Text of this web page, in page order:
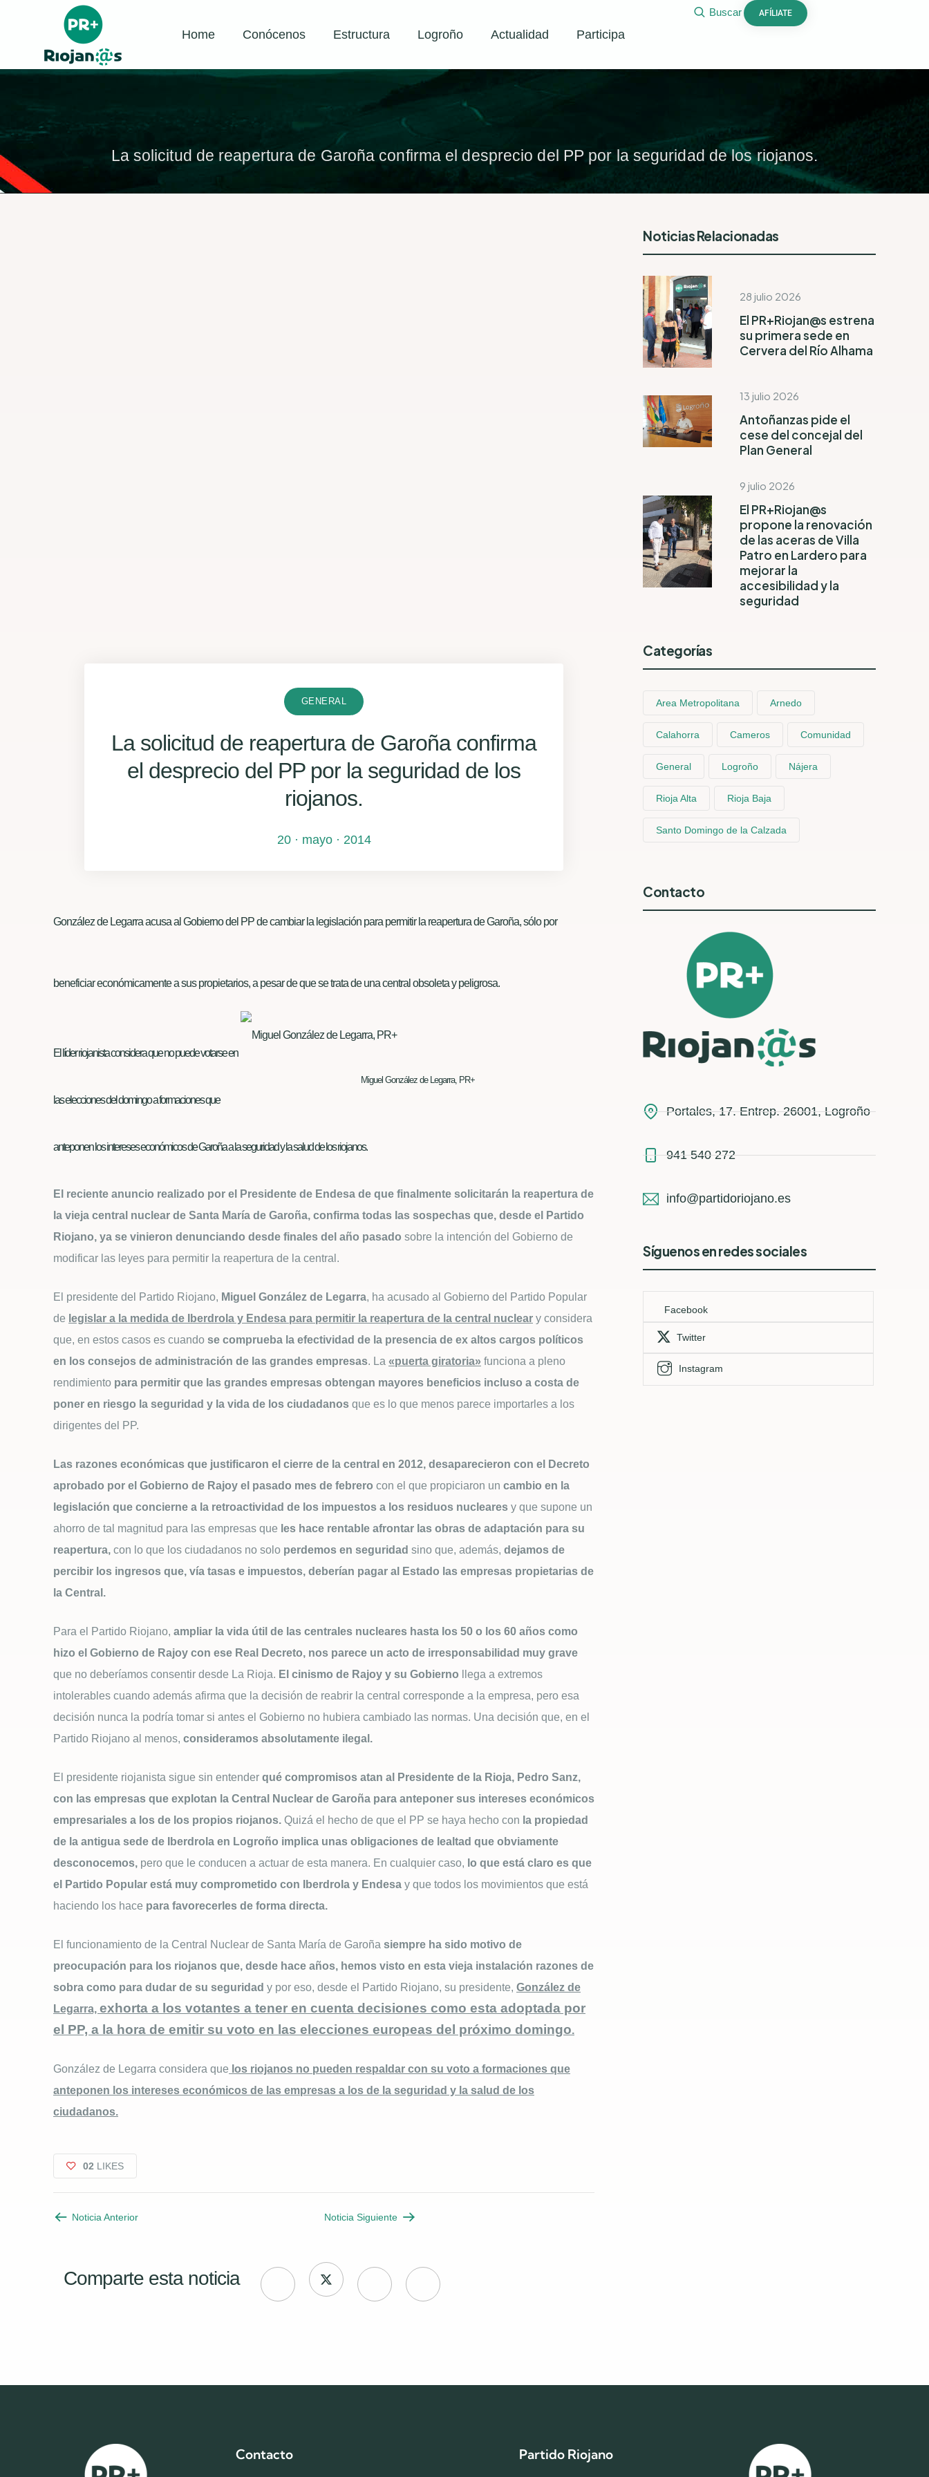
Home Conócenos Estructura Logroño Actualidad Participa
Buscar AFÍLIATE
La solicitud de reapertura de Garoña confirma el desprecio del PP por la seguridad de los riojanos.
GENERAL
La solicitud de reapertura de Garoña confirma
el desprecio del PP por la seguridad de los
riojanos.
20 · mayo · 2014
González de Legarra acusa al Gobierno del PP de cambiar la legislación para permitir la reapertura de Garoña, sólo por
beneficiar económicamente a sus propietarios, a pesar de que se trata de una central obsoleta y peligrosa.
Miguel González de Legarra, PR+
El líder riojanista considera que no puede votarse en
las elecciones del domingo a formaciones que
anteponen los intereses económicos de Garoña a la seguridad y la salud de los riojanos.
El reciente anuncio realizado por el Presidente de Endesa de que finalmente solicitarán la reapertura de
la vieja central nuclear de Santa María de Garoña, confirma todas las sospechas que, desde el Partido
Riojano, ya se vinieron denunciando desde finales del año pasado sobre la intención del Gobierno de
modificar las leyes para permitir la reapertura de la central.
El presidente del Partido Riojano, Miguel González de Legarra, ha acusado al Gobierno del Partido Popular
de legislar a la medida de Iberdrola y Endesa para permitir la reapertura de la central nuclear y considera
que, en estos casos es cuando se comprueba la efectividad de la presencia de ex altos cargos políticos
en los consejos de administración de las grandes empresas. La «puerta giratoria» funciona a pleno
rendimiento para permitir que las grandes empresas obtengan mayores beneficios incluso a costa de
poner en riesgo la seguridad y la vida de los ciudadanos que es lo que menos parece importarles a los
dirigentes del PP.
Las razones económicas que justificaron el cierre de la central en 2012, desaparecieron con el Decreto
aprobado por el Gobierno de Rajoy el pasado mes de febrero con el que propiciaron un cambio en la
legislación que concierne a la retroactividad de los impuestos a los residuos nucleares y que supone un
ahorro de tal magnitud para las empresas que les hace rentable afrontar las obras de adaptación para su
reapertura, con lo que los ciudadanos no solo perdemos en seguridad sino que, además, dejamos de
percibir los ingresos que, vía tasas e impuestos, deberían pagar al Estado las empresas propietarias de
la Central.
Para el Partido Riojano, ampliar la vida útil de las centrales nucleares hasta los 50 o los 60 años como
hizo el Gobierno de Rajoy con ese Real Decreto, nos parece un acto de irresponsabilidad muy grave
que no deberíamos consentir desde La Rioja. El cinismo de Rajoy y su Gobierno llega a extremos
intolerables cuando además afirma que la decisión de reabrir la central corresponde a la empresa, pero esa
decisión nunca la podría tomar si antes el Gobierno no hubiera cambiado las normas. Una decisión que, en el
Partido Riojano al menos, consideramos absolutamente ilegal.
El presidente riojanista sigue sin entender qué compromisos atan al Presidente de la Rioja, Pedro Sanz,
con las empresas que explotan la Central Nuclear de Garoña para anteponer sus intereses económicos
empresariales a los de los propios riojanos. Quizá el hecho de que el PP se haya hecho con la propiedad
de la antigua sede de Iberdrola en Logroño implica unas obligaciones de lealtad que obviamente
desconocemos, pero que le conducen a actuar de esta manera. En cualquier caso, lo que está claro es que
el Partido Popular está muy comprometido con Iberdrola y Endesa y que todos los movimientos que está
haciendo los hace para favorecerles de forma directa.
El funcionamiento de la Central Nuclear de Santa María de Garoña siempre ha sido motivo de
preocupación para los riojanos que, desde hace años, hemos visto en esta vieja instalación razones de
sobra como para dudar de su seguridad y por eso, desde el Partido Riojano, su presidente, González de
Legarra, exhorta a los votantes a tener en cuenta decisiones como esta adoptada por
el PP, a la hora de emitir su voto en las elecciones europeas del próximo domingo.
González de Legarra considera que los riojanos no pueden respaldar con su voto a formaciones que
anteponen los intereses económicos de las empresas a los de la seguridad y la salud de los
ciudadanos.
02 LIKES
Noticia Anterior Noticia Siguiente
Comparte esta noticia
Noticias Relacionadas
28 julio 2026
El PR+Riojan@s estrena
su primera sede en
Cervera del Río Alhama
13 julio 2026
Antoñanzas pide el
cese del concejal del
Plan General
9 julio 2026
El PR+Riojan@s
propone la renovación
de las aceras de Villa
Patro en Lardero para
mejorar la
accesibilidad y la
seguridad
Categorías
Area Metropolitana Arnedo
Calahorra Cameros Comunidad
General Logroño Nájera
Rioja Alta Rioja Baja
Santo Domingo de la Calzada
Contacto
Portales, 17. Entrep. 26001, Logroño
941 540 272
info@partidoriojano.es
Síguenos en redes sociales
Facebook
Twitter
Instagram
Contacto Partido Riojano